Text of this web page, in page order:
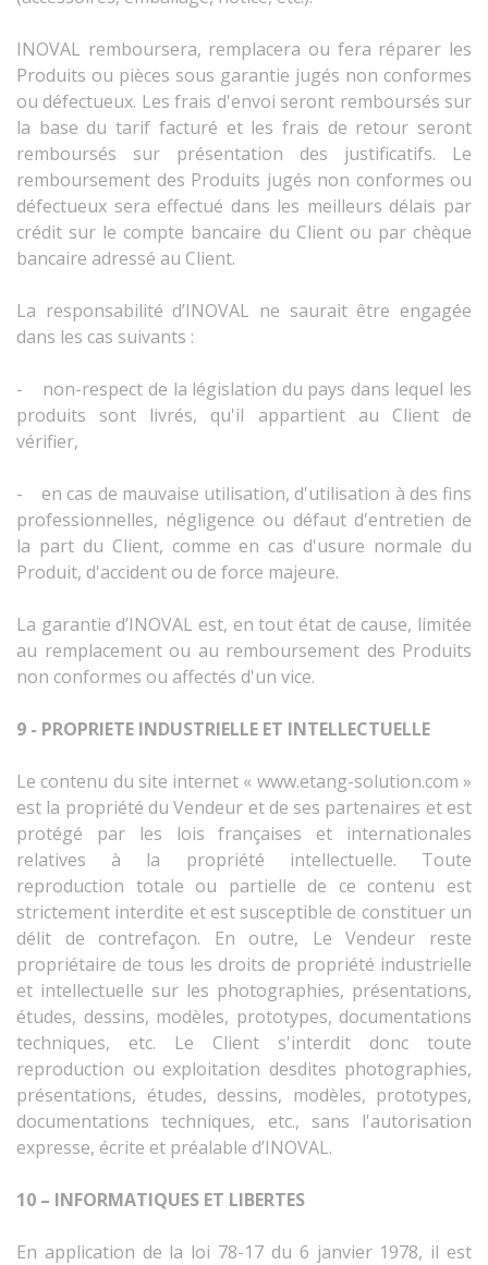
INOVAL remboursera, remplacera ou fera réparer les
Produits ou pièces sous garantie jugés non conformes
ou défectueux. Les frais d'envoi seront remboursés sur
la base du tarif facturé et les frais de retour seront
remboursés sur présentation des justificatifs. Le
remboursement des Produits jugés non conformes ou
défectueux sera effectué dans les meilleurs délais par
crédit sur le compte bancaire du Client ou par chèque
bancaire adressé au Client.
La responsabilité d’INOVAL ne saurait être engagée
dans les cas suivants :
- non-respect de la législation du pays dans lequel les
produits sont livrés, qu'il appartient au Client de
vérifier,
- en cas de mauvaise utilisation, d'utilisation à des fins
professionnelles, négligence ou défaut d'entretien de
la part du Client, comme en cas d'usure normale du
Produit, d'accident ou de force majeure.
La garantie d’INOVAL est, en tout état de cause, limitée
au remplacement ou au remboursement des Produits
non conformes ou affectés d'un vice.
9 - PROPRIETE INDUSTRIELLE ET INTELLECTUELLE
Le contenu du site internet « www.etang-solution.com »
est la propriété du Vendeur et de ses partenaires et est
protégé par les lois françaises et internationales
relatives à la propriété intellectuelle. Toute
reproduction totale ou partielle de ce contenu est
strictement interdite et est susceptible de constituer un
délit de contrefaçon. En outre, Le Vendeur reste
propriétaire de tous les droits de propriété industrielle
et intellectuelle sur les photographies, présentations,
études, dessins, modèles, prototypes, documentations
techniques, etc. Le Client s'interdit donc toute
reproduction ou exploitation desdites photographies,
présentations, études, dessins, modèles, prototypes,
documentations techniques, etc., sans l'autorisation
expresse, écrite et préalable d’INOVAL.
10 – INFORMATIQUES ET LIBERTES
En application de la loi 78-17 du 6 janvier 1978, il est